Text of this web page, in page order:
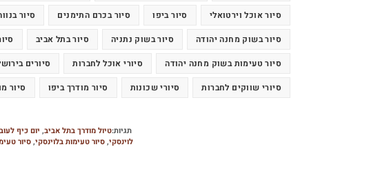
סיור אוכל וירטואלי
סיור ביפו סיור בכרם התימנים סיור
סיור בשוק מחנה יהודה
סיור בשוק נתניה סיור בתל אביב
סיור טעימות בשוק מחנה יהודה
סיורי אוכל לחברות סיורים
סיורי שווקים לחברות
סיורי שכונות סיור מודרך ביפו סיור
תגיות:טיול מודרך בתל אביב, יום כיף
לוינסקי, סיור טעימות בלוינסקי, סיור